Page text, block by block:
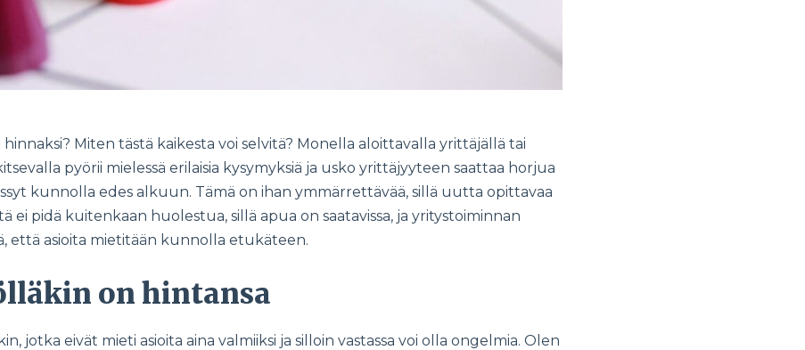
hinnaksi? Miten tästä kaikesta voi selvitä? Monella aloittavalla yrittäjällä tai
pyörii mielessä erilaisia kysymyksiä ja usko yrittäjyyteen saattaa horjua
kunnolla edes alkuun. Tämä on ihan ymmärrettävää, sillä uutta opittavaa
ei pidä kuitenkaan huolestua, sillä apua on saatavissa, ja yritystoiminnan
että asioita mietitään kunnolla etukäteen.
on hintansa
jotka eivät mieti asioita aina valmiiksi ja silloin vastassa voi olla ongelmia. Olen